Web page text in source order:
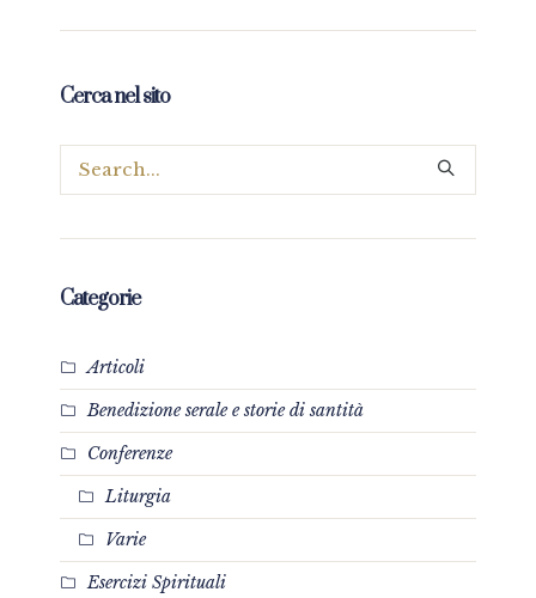
Cerca nel sito
Categorie
Articoli
Benedizione serale e storie di santità
Conferenze
Liturgia
Varie
Esercizi Spirituali